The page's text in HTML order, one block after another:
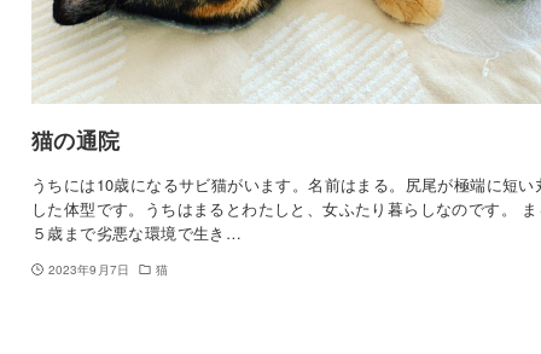
猫の通院
うちには10歳になるサビ猫がいます。名前はまる。尻尾が極端に短い
した体型です。うちはまるとわたしと、女ふたり暮らしなのです。
５歳まで劣悪な環境で生き…
2023年9月7日 猫